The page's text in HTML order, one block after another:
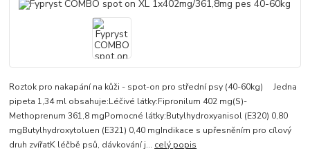
Roztok pro nakapání na kůži - spot-on pro střední psy (40-60kg) Jedna
pipeta 1,34 ml obsahuje:Léčivé látky:Fipronilum 402 mg(S)-
Methoprenum 361,8 mgPomocné látky:Butylhydroxyanisol (E320) 0,80
mgButylhydroxytoluen (E321) 0,40 mgIndikace s upřesněním pro cílový
druh zvířatK léčbě psů, dávkování j... celý popis